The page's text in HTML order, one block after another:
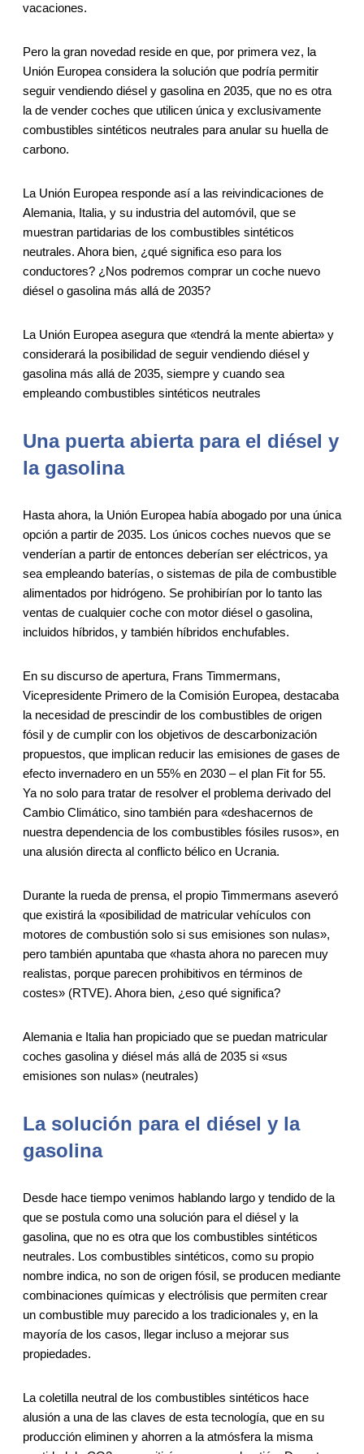
vacaciones.
Pero la gran novedad reside en que, por primera vez, la
Unión Europea considera la solución que podría permitir
seguir vendiendo diésel y gasolina en 2035, que no es otra
la de vender coches que utilicen única y exclusivamente
combustibles sintéticos neutrales para anular su huella de
carbono.
La Unión Europea responde así a las reivindicaciones de
Alemania, Italia, y su industria del automóvil, que se
muestran partidarias de los combustibles sintéticos
neutrales. Ahora bien, ¿qué significa eso para los
conductores? ¿Nos podremos comprar un coche nuevo
diésel o gasolina más allá de 2035?
La Unión Europea asegura que «tendrá la mente abierta» y
considerará la posibilidad de seguir vendiendo diésel y
gasolina más allá de 2035, siempre y cuando sea
empleando combustibles sintéticos neutrales
Una puerta abierta para el diésel y
la gasolina
Hasta ahora, la Unión Europea había abogado por una única
opción a partir de 2035. Los únicos coches nuevos que se
venderían a partir de entonces deberían ser eléctricos, ya
sea empleando baterías, o sistemas de pila de combustible
alimentados por hidrógeno. Se prohibirían por lo tanto las
ventas de cualquier coche con motor diésel o gasolina,
incluidos híbridos, y también híbridos enchufables.
En su discurso de apertura, Frans Timmermans,
Vicepresidente Primero de la Comisión Europea, destacaba
la necesidad de prescindir de los combustibles de origen
fósil y de cumplir con los objetivos de descarbonización
propuestos, que implican reducir las emisiones de gases de
efecto invernadero en un 55% en 2030 – el plan Fit for 55.
Ya no solo para tratar de resolver el problema derivado del
Cambio Climático, sino también para «deshacernos de
nuestra dependencia de los combustibles fósiles rusos», en
una alusión directa al conflicto bélico en Ucrania.
Durante la rueda de prensa, el propio Timmermans aseveró
que existirá la «posibilidad de matricular vehículos con
motores de combustión solo si sus emisiones son nulas»,
pero también apuntaba que «hasta ahora no parecen muy
realistas, porque parecen prohibitivos en términos de
costes» (RTVE). Ahora bien, ¿eso qué significa?
Alemania e Italia han propiciado que se puedan matricular
coches gasolina y diésel más allá de 2035 si «sus
emisiones son nulas» (neutrales)
La solución para el diésel y la
gasolina
Desde hace tiempo venimos hablando largo y tendido de la
que se postula como una solución para el diésel y la
gasolina, que no es otra que los combustibles sintéticos
neutrales. Los combustibles sintéticos, como su propio
nombre indica, no son de origen fósil, se producen mediante
combinaciones químicas y electrólisis que permiten crear
un combustible muy parecido a los tradicionales y, en la
mayoría de los casos, llegar incluso a mejorar sus
propiedades.
La coletilla neutral de los combustibles sintéticos hace
alusión a una de las claves de esta tecnología, que en su
producción eliminen y ahorren a la atmósfera la misma